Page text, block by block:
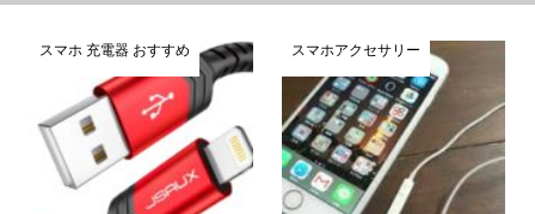
スマホ 充電器 おすすめ スマホアクセサリー